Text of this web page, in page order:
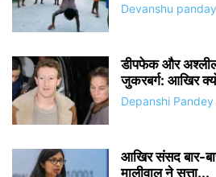
Devanshu panday
डीपफेक और अश्लील
जुकरबर्ग: आखिर
Depanshi Pandey
आखिर संसद बार-
मालीवाल ने सत्ता...